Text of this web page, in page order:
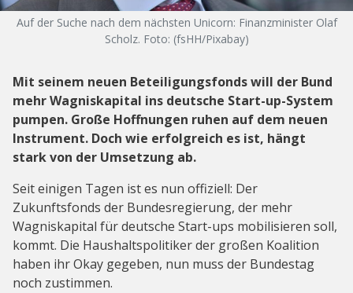
Auf der Suche nach dem nächsten Unicorn: Finanzminister Olaf
Scholz. Foto: (fsHH/Pixabay)
Mit seinem neuen Beteiligungsfonds will der Bund
mehr Wagniskapital ins deutsche Start-up-System
pumpen. Große Hoffnungen ruhen auf dem neuen
Instrument. Doch wie erfolgreich es ist, hängt
stark von der Umsetzung ab.
Seit einigen Tagen ist es nun offiziell: Der
Zukunftsfonds der Bundesregierung, der mehr
Wagniskapital für deutsche Start-ups mobilisieren soll,
kommt. Die Haushaltspolitiker der großen Koalition
haben ihr Okay gegeben, nun muss der Bundestag
noch zustimmen.